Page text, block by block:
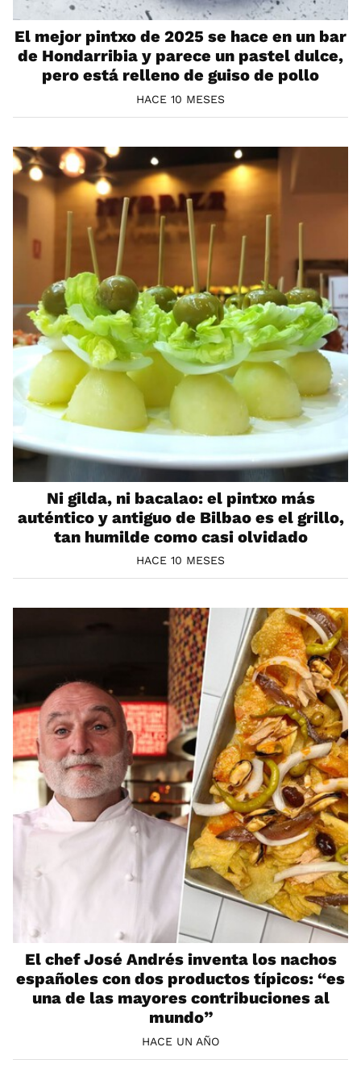
El mejor pintxo de 2025 se hace en un bar
de Hondarribia y parece un pastel dulce,
pero está relleno de guiso de pollo
HACE 10 MESES
Ni gilda, ni bacalao: el pintxo más
auténtico y antiguo de Bilbao es el grillo,
tan humilde como casi olvidado
HACE 10 MESES
El chef José Andrés inventa los nachos
españoles con dos productos típicos: “es
una de las mayores contribuciones al
mundo”
HACE UN AÑO